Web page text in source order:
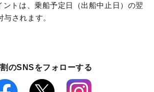
ントは、乗船予定日（出船中止日）の翌
与されます。
のSNSをフォローする